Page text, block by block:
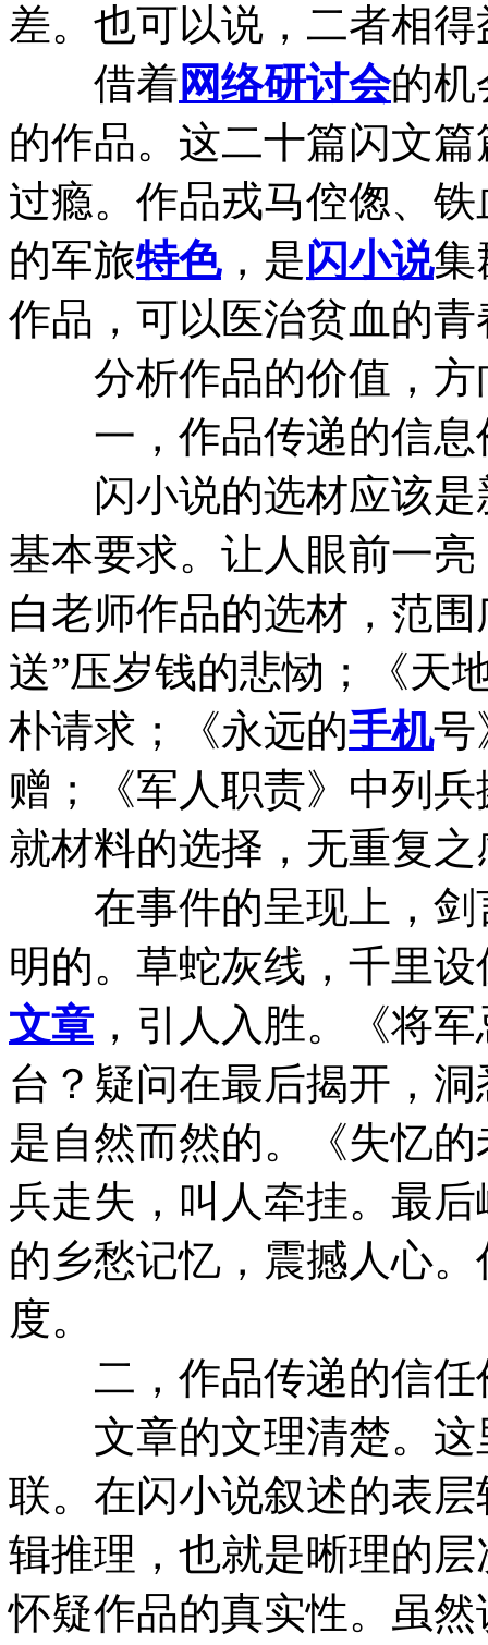
差。也可以说，二者相
借着 网络研讨会的机
的作品。这二十篇闪文
过瘾。作品戎马倥偬、
的军旅特色，是闪小说集
作品，可以医治贫血的
分析作品的价值，方
一，作品传递的信息
闪小说的选材应该是
基本要求。让人眼前一
白老师作品的选材，范
送”压岁钱的悲恸；《天
朴请求；《永远的手机号
赠；《军人职责》中列
就材料的选择，无重复之
在事件的呈现上，剑
明的。草蛇灰线，千里
文章 ，引人入胜。《将
台？疑问在最后揭开，
是自然而然的。《失忆
兵走失，叫人牵挂。最
的乡愁记忆，震撼人心
度。
二，作品传递的信任
文章的文理清楚。这
联。在闪小说叙述的表
辑推理，也就是晰理的
怀疑作品的真实性。虽